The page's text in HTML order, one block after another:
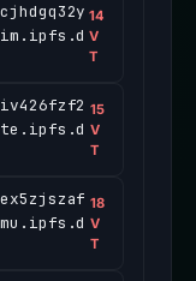
14
V
T
15
V
T
18
V
T